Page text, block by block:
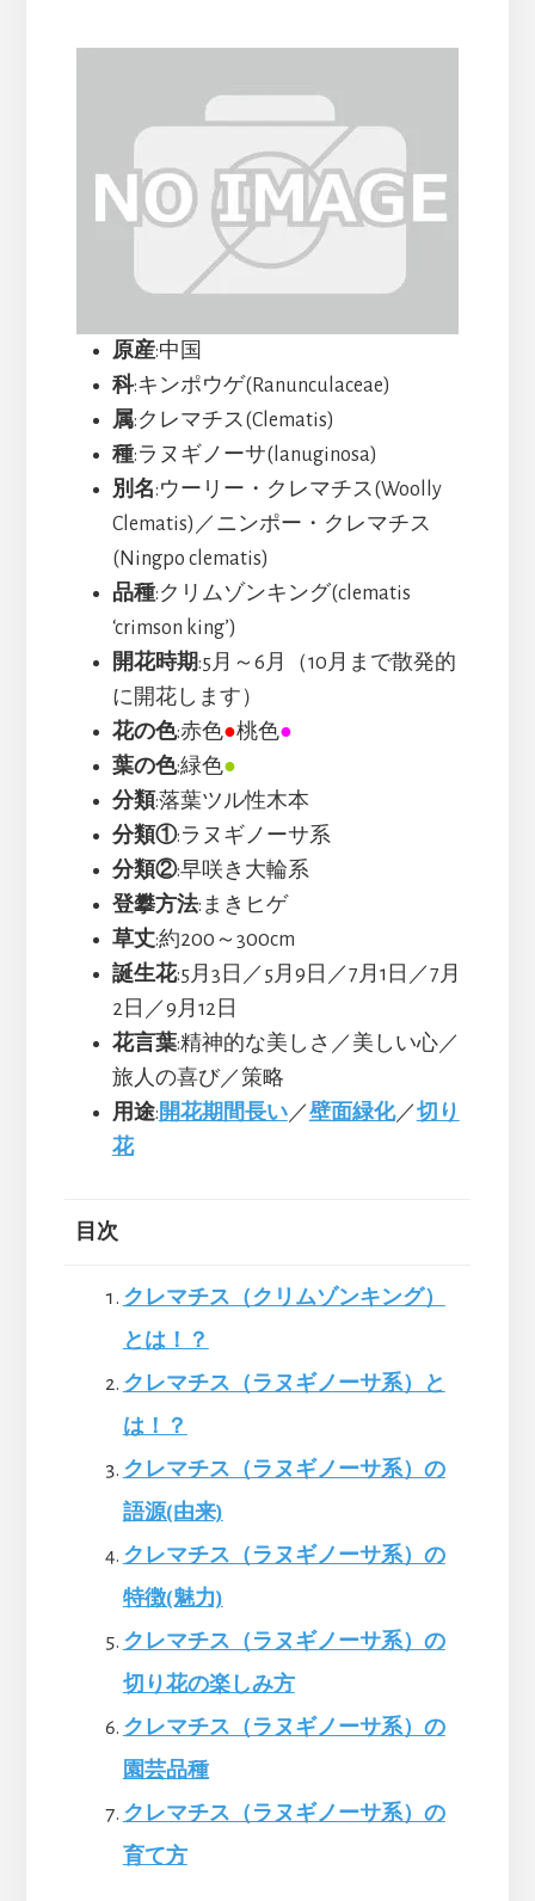
原産:中国
科:キンポウゲ(Ranunculaceae)
属:クレマチス(Clematis)
種:ラヌギノーサ(lanuginosa)
別名:ウーリー・クレマチス(Woolly
Clematis)／ニンポー・クレマチス
(Ningpo clematis)
品種:クリムゾンキング(clematis
‘crimson king’)
開花時期:5月～6月（10月まで散発的
に開花します）
花の色:赤色●桃色●
葉の色:緑色●
分類:落葉ツル性木本
分類①:ラヌギノーサ系
分類②:早咲き大輪系
登攀方法:まきヒゲ
草丈:約200～300cm
誕生花:5月3日／5月9日／7月1日／7月
2日／9月12日
花言葉:精神的な美しさ／美しい心／
旅人の喜び／策略
用途: 開花期間長い／壁面緑化／切り
花
目次
クレマチス（クリムゾンキング）
とは！？
クレマチス（ラヌギノーサ系）と
は！？
クレマチス（ラヌギノーサ系）の
語源(由来)
クレマチス（ラヌギノーサ系）の
特徴(魅力)
クレマチス（ラヌギノーサ系）の
切り花の楽しみ方
クレマチス（ラヌギノーサ系）の
園芸品種
クレマチス（ラヌギノーサ系）の
育て方